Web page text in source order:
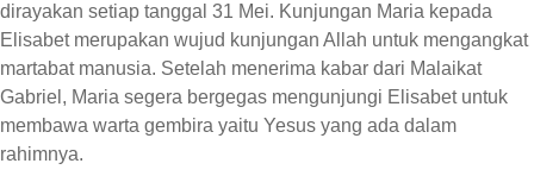
dirayakan setiap tanggal 31 Mei. Kunjungan Maria kepada
Elisabet merupakan wujud kunjungan Allah untuk mengangkat
martabat manusia. Setelah menerima kabar dari Malaikat
Gabriel, Maria segera bergegas mengunjungi Elisabet untuk
membawa warta gembira yaitu Yesus yang ada dalam
rahimnya.